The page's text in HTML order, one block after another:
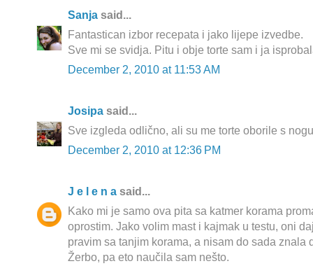
Sanja said...
Fantastican izbor recepata i jako lijepe izvedbe.
Sve mi se svidja. Pitu i obje torte sam i ja
December 2, 2010 at 11:53 AM
Josipa said...
Sve izgleda odlično, ali su me torte oborile s
December 2, 2010 at 12:36 PM
J e l e n a said...
Kako mi je samo ova pita sa katmer korama
oprostim. Jako volim mast i kajmak u testu, oni
pravim sa tanjim korama, a nisam do sada znala
Žerbo, pa eto naučila sam nešto.